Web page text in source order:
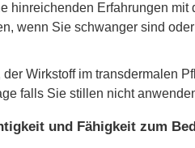
hinreichenden Erfahrungen
wenn Sie schwanger sind
der Wirkstoff im transdermalen
falls Sie stillen nicht
und Fähigkeit zum